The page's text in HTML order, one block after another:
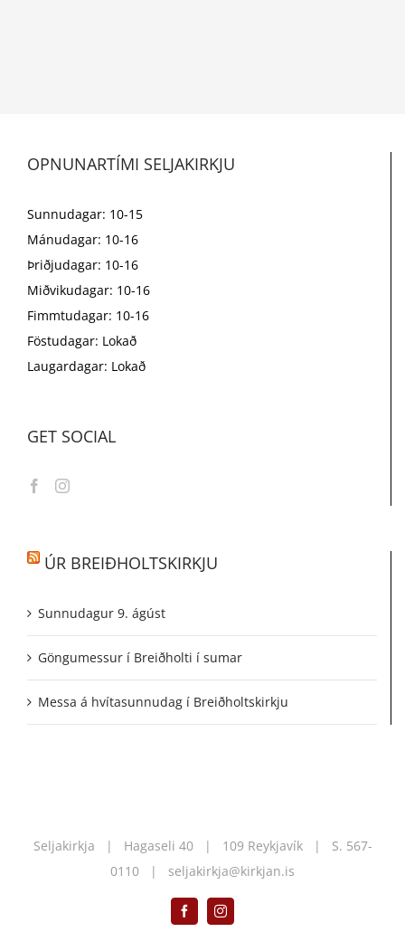
OPNUNARTÍMI SELJAKIRKJU
Sunnudagar: 10-15
Mánudagar: 10-16
Þriðjudagar: 10-16
Miðvikudagar: 10-16
Fimmtudagar: 10-16
Föstudagar: Lokað
Laugardagar: Lokað
GET SOCIAL
ÚR BREIÐHOLTSKIRKJU
Sunnudagur 9. ágúst
Göngumessur í Breiðholti í sumar
Messa á hvítasunnudag í Breiðholtskirkju
Seljakirkja | Hagaseli 40 | 109 Reykjavík | S. 567-
0110 | seljakirkja@kirkjan.is
FacebookInstagram